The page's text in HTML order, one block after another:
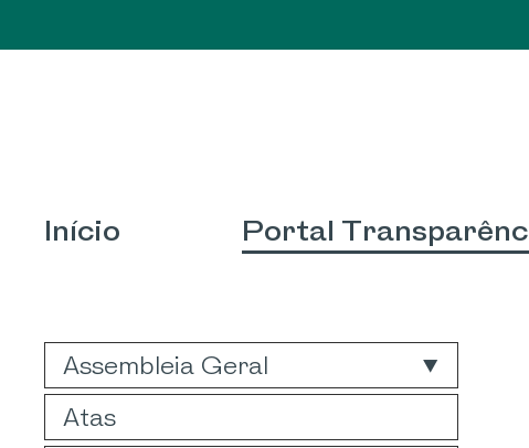
Início Portal
Assembleia Geral
Atas